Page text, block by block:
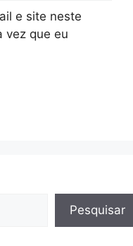
e site neste
vez que eu
Pesquisar